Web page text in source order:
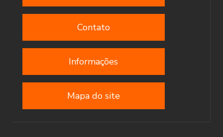
Contato
Informações
Mapa do site